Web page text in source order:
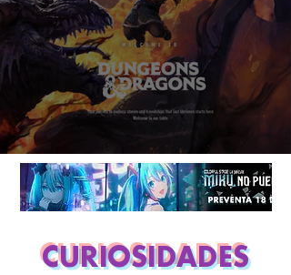
DUNGEONS & DRAGONS ¿TE ATREVES?
CURIOSIDADES